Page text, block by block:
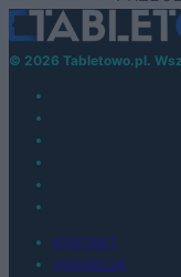
© 2026 Tabletowo.pl.
KONTAKT
REDAKCJA